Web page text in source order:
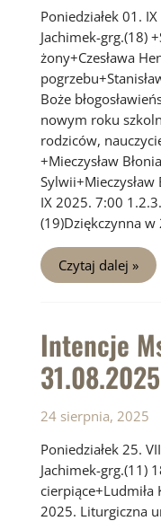
Poniedziałek 01.
Jachimek-grg.(18)
żony+Czesława
Boże
nowym roku
rodziców,
+Mieczysław
Sylwii+Mieczysław
IX 2025. 7:00
(19)Dziękczynna
Intencje
Mszalne
01.09
Czytaj dalej »
Intencje
31.08.2025
24 sierpnia, 2025
Poniedziałek 25.
Jachimek-grg.(11)
cierpiące+Ludmiła
2025. Liturgiczna